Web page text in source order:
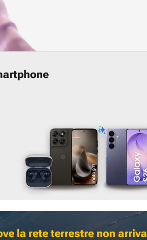
la rete terrestre non arriva